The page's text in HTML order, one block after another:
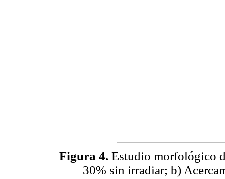
Figura 4. Estudio morfológico
30% sin irradiar; b)